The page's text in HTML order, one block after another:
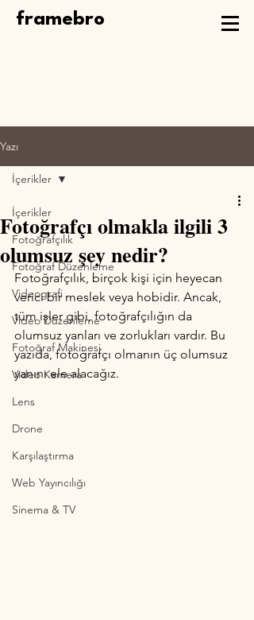
framebro
Yazı
İçerikler
Fotoğrafçılık
Fotoğraf Düzenleme
Videografi
Video Düzenleme
Fotoğraf Makinesi
Video Kamera
Lens
Drone
Karşılaştırma
Web Yayıncılığı
Sinema & TV
İçerikler
Fotoğrafçı olmakla ilgili 3
olumsuz şey nedir?
Fotoğrafçılık, birçok kişi için heyecan
verici bir meslek veya hobidir. Ancak,
tüm işler gibi, fotoğrafçılığın da
olumsuz yanları ve zorlukları vardır. Bu
yazıda, fotoğrafçı olmanın üç olumsuz
yanını ele alacağız.